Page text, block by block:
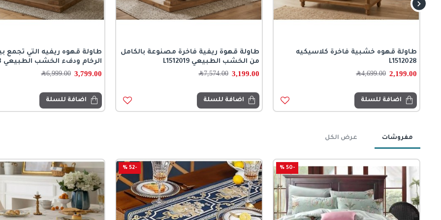
طاولة قهوه خشبية فاخرة كلاسيكيه
L1512028
2,199.00
4,699.00﷼
اضافة للسلة
طاولة قهوة ريفية فاخرة مصنوعة بالكامل
من الخشب الطبيعي L1512019
3,199.00
7,574.00﷼
اضافة للسلة
طاولة قهوه ريفيه التي تجمع
الرخام ودفء الخشب الطبيعي L1512018
3,799.00
6,999.00﷼
اضافة للسلة
مفروشات عرض الكل
-50 %
-52 %